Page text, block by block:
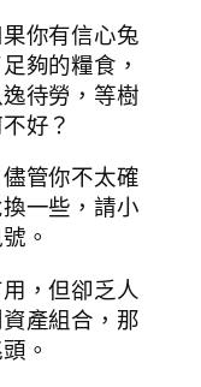
你有信心兔
夠的糧食，
待勞，等樹
好？
管你不太確
一些，請小
。
，但卻乏人
產組合，那
。